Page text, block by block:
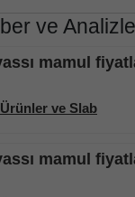
ve
mamul
Ürünler ve Slab
mamul